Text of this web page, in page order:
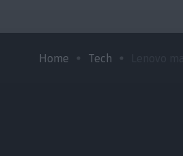
Home Tech